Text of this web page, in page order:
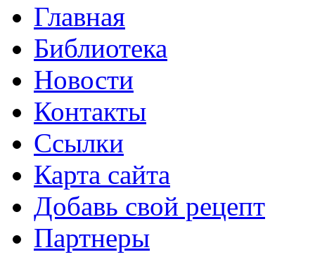
Главная
Библиотека
Новости
Контакты
Ссылки
Карта сайта
Добавь свой рецепт
Партнеры